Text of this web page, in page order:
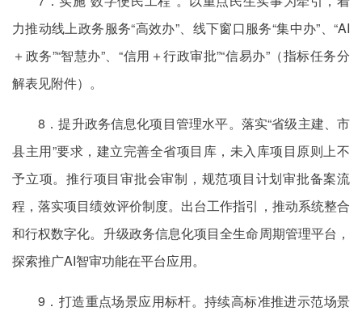
力推动线上政务服务“高效办”、线下窗口服务“集中办”、“AI
＋政务”“智慧办”、“信用＋行政审批”“信易办”（指标任务分
解表见附件）。
8．提升政务信息化项目管理水平。落实“省级主建、市
县主用”要求，建立完善全省项目库，未入库项目原则上不
予立项。推行项目审批会审制，规范项目计划审批备案流
程，落实项目绩效评价制度。出台工作指引，推动系统整合
和行权数字化。升级政务信息化项目全生命周期管理平台，
探索推广AI智审功能在平台应用。
9．打造重点场景应用标杆。持续高标准推进示范场景